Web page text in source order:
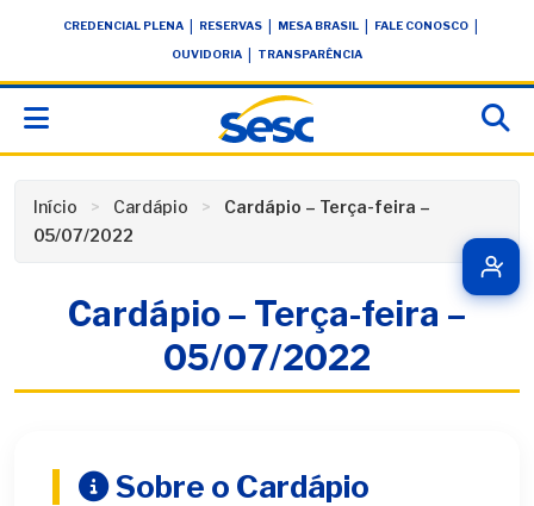
conteúdoCREDENCIAL PLENA RESERVAS MESA BRASIL FALE CONOSCO
OUVIDORIA TRANSPARÊNCIA
Início Cardápio
Cardápio – Terça-feira –
05/07/2022
Cardápio – Terça-feira –
05/07/2022
Sobre o Cardápio